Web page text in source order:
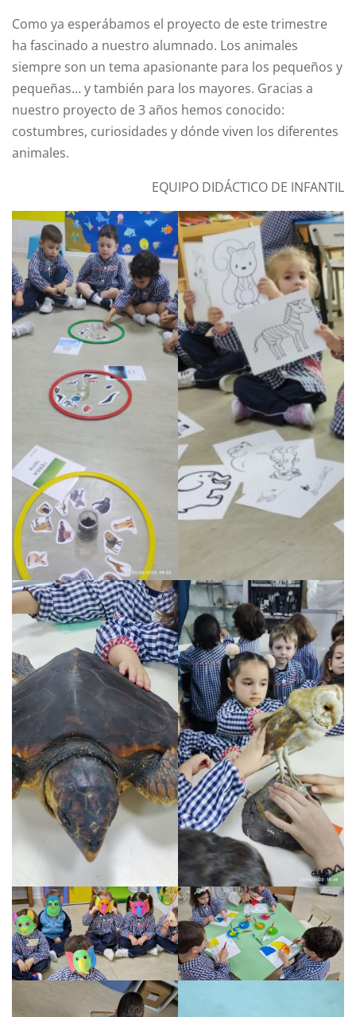
Como ya esperábamos el proyecto de este trimestre
ha fascinado a nuestro alumnado. Los animales
siempre son un tema apasionante para los pequeños y
pequeñas… y también para los mayores. Gracias a
nuestro proyecto de 3 años hemos conocido:
costumbres, curiosidades y dónde viven los diferentes
animales.
EQUIPO DIDÁCTICO DE INFANTIL